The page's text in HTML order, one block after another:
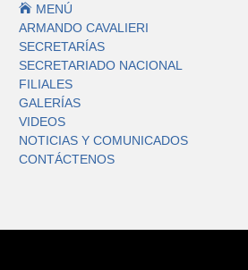
 MENÚ
ARMANDO CAVALIERI
SECRETARÍAS
SECRETARIADO NACIONAL
FILIALES
GALERÍAS
VIDEOS
NOTICIAS Y COMUNICADOS
CONTÁCTENOS